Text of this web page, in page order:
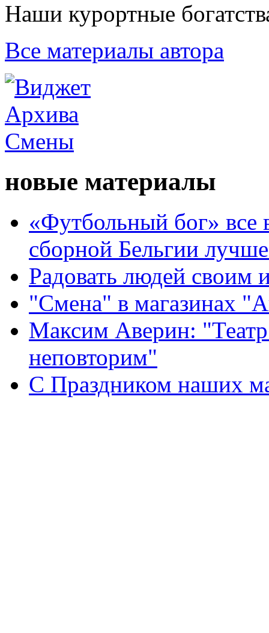
Наши курортные
Все материалы автора
новые материалы
«Футбольный бог» все
сборной Бельгии
Радовать людей своим
"Смена" в магазинах
Максим Аверин:
неповторим"
С Праздником наших